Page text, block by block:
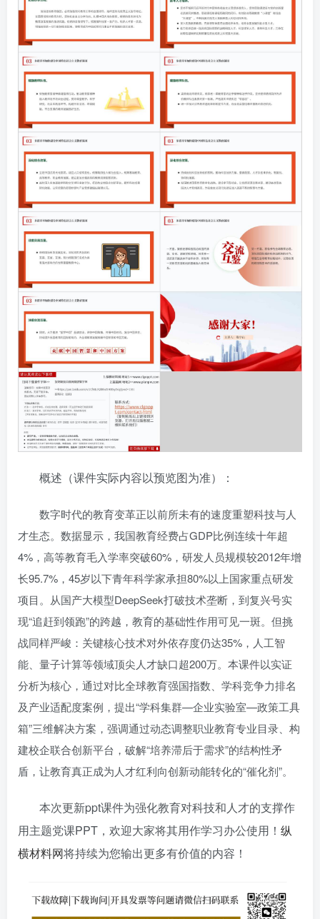
概述（课件实际内容以预览图为准）：
数字时代的教育变革正以前所未有的速度重塑科技与人
才生态。数据显示，我国教育经费占GDP比例连续十年超
4%，高等教育毛入学率突破60%，研发人员规模较2012年增
长95.7%，45岁以下青年科学家承担80%以上国家重点研发
项目。从国产大模型DeepSeek打破技术垄断，到复兴号实
现“追赶到领跑”的跨越，教育的基础性作用可见一斑。但挑
战同样严峻：关键核心技术对外依存度仍达35%，人工智
能、量子计算等领域顶尖人才缺口超200万。本课件以实证
分析为核心，通过对比全球教育强国指数、学科竞争力排名
及产业适配度案例，提出“学科集群—企业实验室—政策工具
箱”三维解决方案，强调通过动态调整职业教育专业目录、构
建校企联合创新平台，破解“培养滞后于需求”的结构性矛
盾，让教育真正成为人才红利向创新动能转化的“催化剂”。
本次更新ppt课件为强化教育对科技和人才的支撑作
用主题党课PPT，欢迎大家将其用作学习办公使用！ 纵
横材料网将持续为您输出更多有价值的内容！